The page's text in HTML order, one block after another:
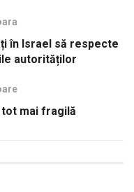
în Israel să respecte
autorităților
tot mai fragilă